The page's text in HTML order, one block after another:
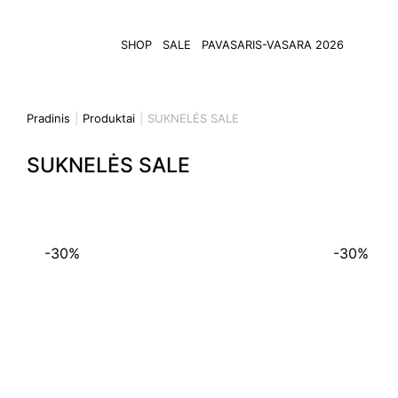
SHOP SALE PAVASARIS-VASARA 2026
Pradinis Produktai SUKNELĖS SALE
SUKNELĖS SALE
-30% -30%